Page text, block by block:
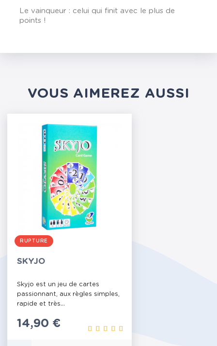
Le vainqueur : celui qui finit avec le plus de
points !
VOUS AIMEREZ AUSSI
RUPTURE
SKYJO
Skyjo est un jeu de cartes
passionnant, aux règles simples,
rapide et très...
Prix
14,90 €